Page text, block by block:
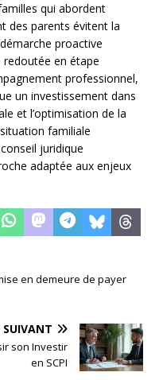
qui abordent
des parents évitent la
proactive
redoutée en étape
professionnel,
un investissement dans
et l’optimisation de la
familiale
juridique
adaptée aux enjeux
en demeure de payer
SUIVANT
son Investir
en SCPI